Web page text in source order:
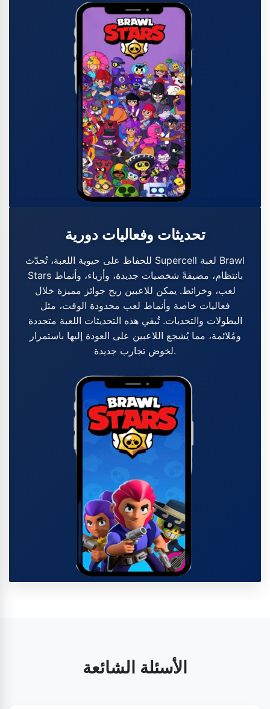
تحديثات وفعاليات دورية
للحفاظ على حيوية اللعبة، تُحدّث Supercell لعبة Brawl
Stars بانتظام، مضيفةً شخصيات جديدة، وأزياء، وأنماط
لعب، وخرائط. يمكن للاعبين ربح جوائز مميزة خلال
فعاليات خاصة وأنماط لعب محدودة الوقت، مثل
البطولات والتحديات. تُبقي هذه التحديثات اللعبة متجددة
ومُلائمة، مما يُشجع اللاعبين على العودة إليها باستمرار
لخوض تجارب جديدة.
الأسئلة الشائعة